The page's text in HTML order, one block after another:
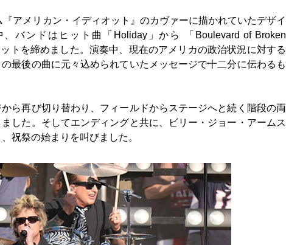
アメリカン・イディオット』のカヴァーに描かれていたデザイ
バンドはヒット曲「Holiday」から 「Boulevard of Broken
トを締めました。演奏中、現在のアメリカの政治状況に対する
最後の曲に元々込められていたメッセージで十二分に伝わるも
ら再び切り替わり、フィールドからステージへと続く階段の両
した。そしてエンディングと共に、ビリー・ジョー・アームス
祝祭の始まりを叫びました。